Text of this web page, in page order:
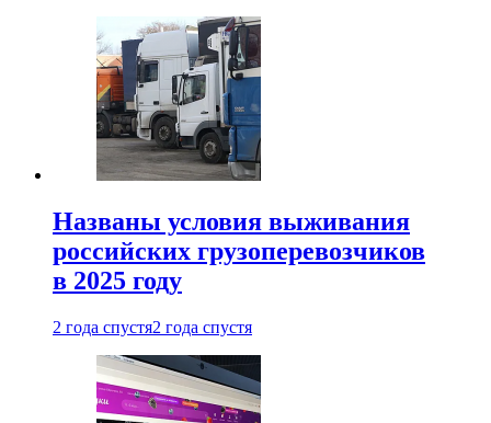
Названы условия выживания
российских грузоперевозчиков
в 2025 году
2 года спустя2 года спустя